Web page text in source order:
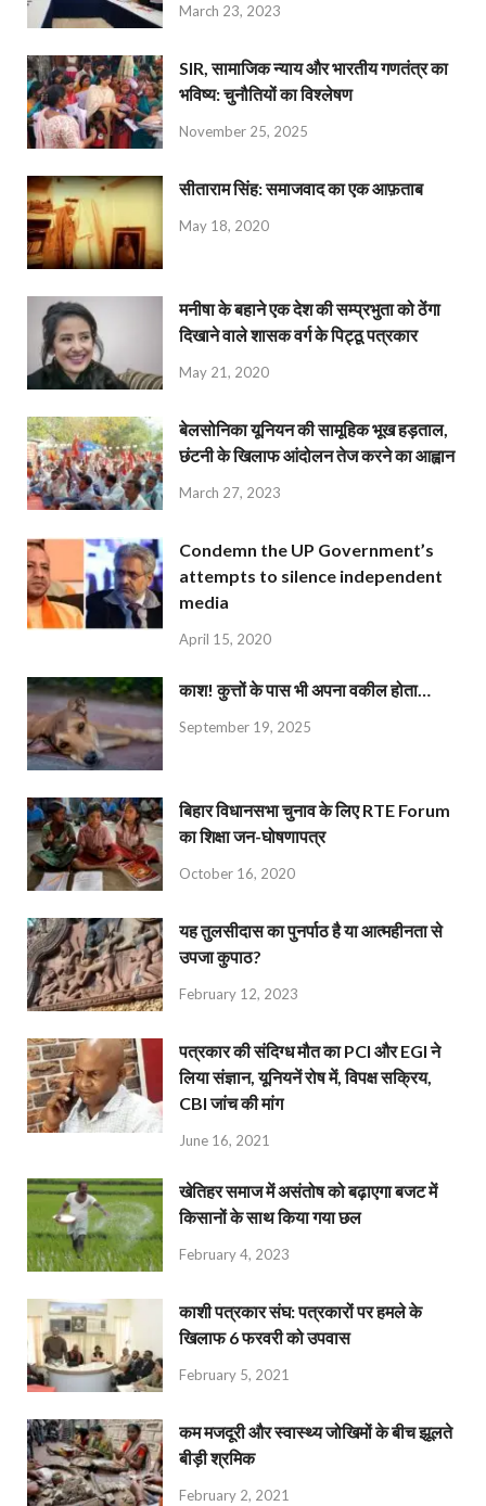
March 23, 2023
SIR, सामाजिक न्याय और भारतीय गणतंत्र का
भविष्य: चुनौतियों का विश्लेषण
November 25, 2025
सीताराम सिंह: समाजवाद का एक आफ़ताब
May 18, 2020
मनीषा के बहाने एक देश की सम्प्रभुता को ठेंगा
दिखाने वाले शासक वर्ग के पिट्ठू पत्रकार
May 21, 2020
बेलसोनिका यूनियन की सामूहिक भूख हड़ताल,
छंटनी के खिलाफ आंदोलन तेज करने का आह्वान
March 27, 2023
Condemn the UP Government’s
attempts to silence independent
media
April 15, 2020
काश! कुत्तों के पास भी अपना वकील होता…
September 19, 2025
बिहार विधानसभा चुनाव के लिए RTE Forum
का शिक्षा जन-घोषणापत्र
October 16, 2020
यह तुलसीदास का पुनर्पाठ है या आत्महीनता से
उपजा कुपाठ?
February 12, 2023
पत्रकार की संदिग्ध मौत का PCI और EGI ने
लिया संज्ञान, यूनियनें रोष में, विपक्ष सक्रिय,
CBI जांच की मांग
June 16, 2021
खेतिहर समाज में असंतोष को बढ़ाएगा बजट में
किसानों के साथ किया गया छल
February 4, 2023
काशी पत्रकार संघ: पत्रकारों पर हमले के
खिलाफ 6 फरवरी को उपवास
February 5, 2021
कम मजदूरी और स्वास्थ्य जोखिमों के बीच झूलते
बीड़ी श्रमिक
February 2, 2021